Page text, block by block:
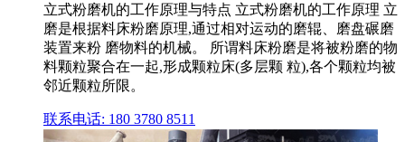
立式粉磨机的工作原理与特点 立式粉磨机的工作原理 立
磨是根据料床粉磨原理,通过相对运动的磨辊、磨盘碾磨
装置来粉 磨物料的机械。 所谓料床粉磨是将被粉磨的物
料颗粒聚合在一起,形成颗粒床(多层颗 粒),各个颗粒均被
邻近颗粒所限。
联系电话: 180 3780 8511